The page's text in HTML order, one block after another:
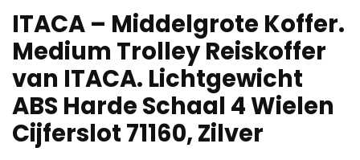
ITACA – Middelgrote Koffer.
Medium Trolley Reiskoffer
van ITACA. Lichtgewicht
ABS Harde Schaal 4 Wielen
Cijferslot 71160, Zilver